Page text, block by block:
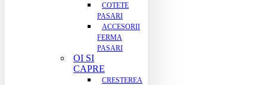
COTETE
PASARI
ACCESORII
FERMA
PASARI
OI SI
CAPRE
CRESTEREA